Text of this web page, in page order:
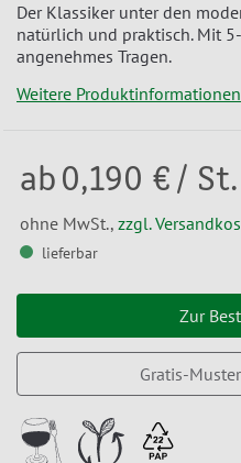
Der Klassiker unter den
natürlich und praktisch. Mit
angenehmes Tragen.
Weitere Produktinformationen
ab 0,190 € / St.
ohne MwSt., zzgl.
lieferbar
Zur
Gratis-